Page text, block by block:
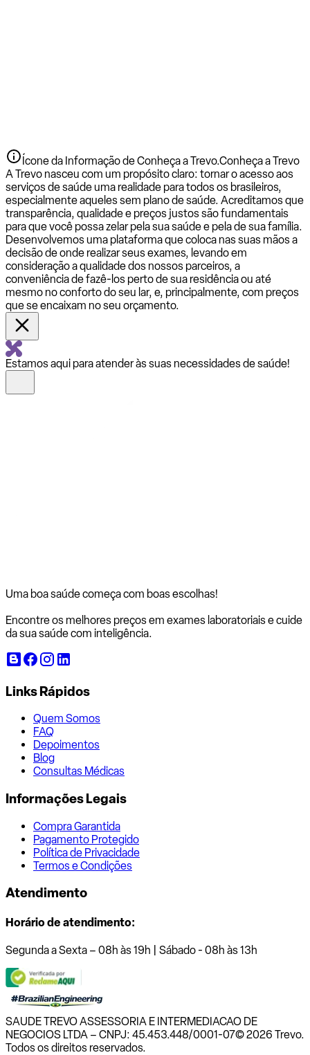
Ícone da Informação de Conheça a Trevo.Conheça a Trevo
A Trevo nasceu com um propósito claro: tornar o acesso aos
serviços de saúde uma realidade para todos os brasileiros,
especialmente aqueles sem plano de saúde. Acreditamos que
transparência, qualidade e preços justos são fundamentais
para que você possa zelar pela sua saúde e pela de sua família.
Desenvolvemos uma plataforma que coloca nas suas mãos a
decisão de onde realizar seus exames, levando em
consideração a qualidade dos nossos parceiros, a
conveniência de fazê-los perto de sua residência ou até
mesmo no conforto do seu lar, e, principalmente, com preços
que se encaixam no seu orçamento.
Estamos aqui para atender às suas necessidades de saúde!
Uma boa saúde começa com boas escolhas!
Encontre os melhores preços em exames laboratoriais e cuide
da sua saúde com inteligência.
Links Rápidos
Quem Somos
FAQ
Depoimentos
Blog
Consultas Médicas
Informações Legais
Compra Garantida
Pagamento Protegido
Política de Privacidade
Termos e Condições
Atendimento
Horário de atendimento:
Segunda a Sexta – 08h às 19h | Sábado - 08h às 13h
SAUDE TREVO ASSESSORIA E INTERMEDIACAO DE
NEGOCIOS LTDA – CNPJ: 45.453.448/0001-07© 2026 Trevo.
Todos os direitos reservados.